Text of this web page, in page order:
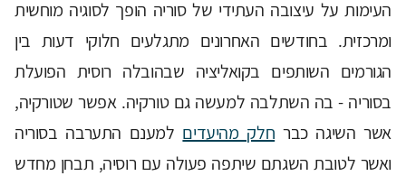
העימות על עיצובה העתידי של סוריה הופך לסוגיה מוחשית
ומרכזית. בחודשים האחרונים מתגלעים חלוקי דעות בין
הגורמים השותפים בקואליציה שבהובלה רוסית הפועלת
בסוריה - בה השתלבה למעשה גם טורקיה. אפשר שטורקיה,
אשר השיגה כבר חלק מהיעדים למענם התערבה בסוריה
ואשר לטובת השגתם שיתפה פעולה עם רוסיה, תבחן מחדש